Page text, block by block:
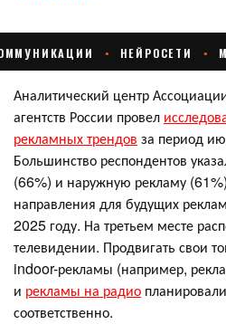
Аналитический центр
агентств России провел
рекламных трендов за период
Большинство респондентов
(66%) и наружную рекламу
направления для будущих
2025 году. На третьем месте
телевидении. Продвигать свои
indoor-рекламы (например,
и рекламы на радио
соответственно.